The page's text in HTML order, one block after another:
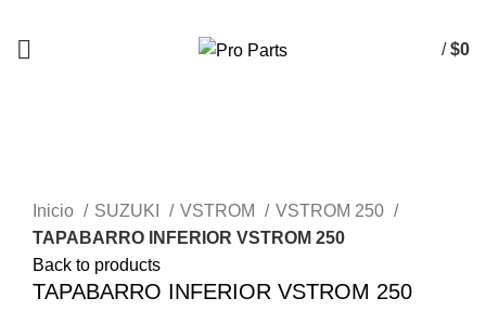
/ $0
Inicio
SUZUKI VSTROM
VSTROM 250
TAPABARRO INFERIOR VSTROM 250
Back to products
TAPABARRO INFERIOR VSTROM 250